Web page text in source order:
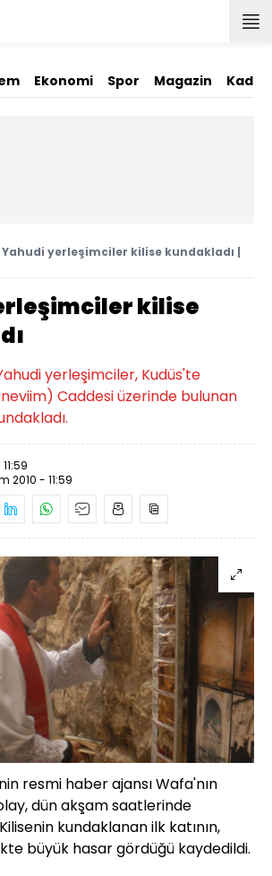
Ekonomi Spor Magazin Kadın
Yahudi yerleşimciler kilise kundakladı |
kilise
Yahudi yerleşimciler, Kudüs'te
Caddesi üzerinde bulunan
2010 - 11:59
resmi haber ajansı Wafa'nın
dün akşam saatlerinde
kundaklanan ilk katının,
büyük hasar gördüğü kaydedildi.